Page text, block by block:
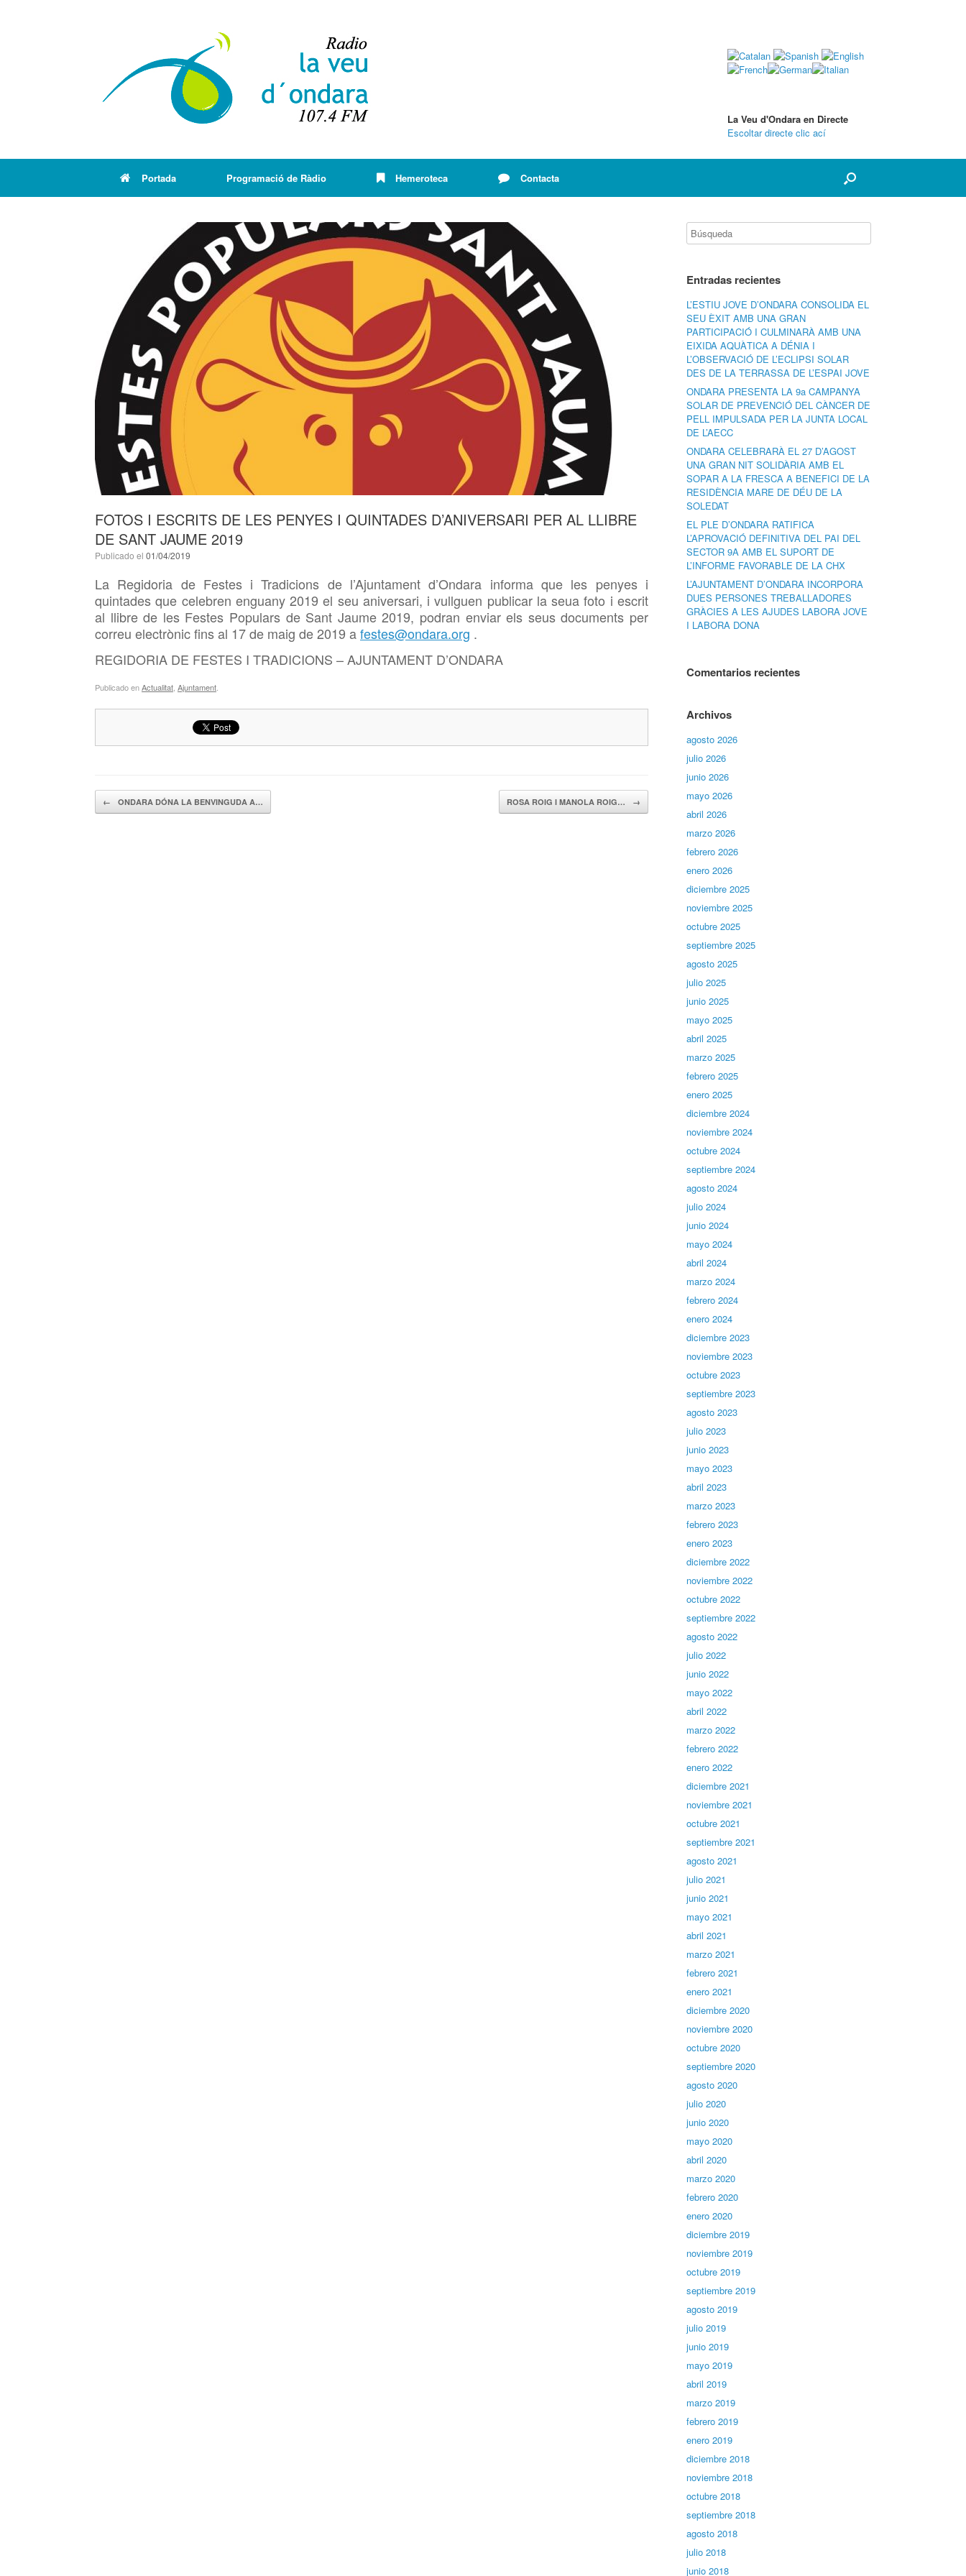
La Veu d'Ondara en Directe
Escoltar directe clic ací
Portada Programació de Ràdio Hemeroteca Contacta
FOTOS I ESCRITS DE LES PENYES I QUINTADES D’ANIVERSARI PER AL LLIBRE
DE SANT JAUME 2019
Publicado el 01/04/2019
La Regidoria de Festes i Tradicions de l’Ajuntament d’Ondara informa que les penyes i
quintades que celebren enguany 2019 el seu aniversari, i vullguen publicar la seua foto i escrit
al llibre de les Festes Populars de Sant Jaume 2019, podran enviar els seus documents per
correu electrònic fins al 17 de maig de 2019 afestes@ondara.org .
REGIDORIA DE FESTES I TRADICIONS – AJUNTAMENT D’ONDARA
Publicado enActualitat Ajuntament
Navegador de artículos
← ONDARA DÓNA LA BENVINGUDA A… ROSA ROIG I MANOLA ROIG… →
Entradas recientes
L’ESTIU JOVE D’ONDARA CONSOLIDA EL
SEU ÈXIT AMB UNA GRAN
PARTICIPACIÓ I CULMINARÀ AMB UNA
EIXIDA AQUÀTICA A DÉNIA I
L’OBSERVACIÓ DE L’ECLIPSI SOLAR
DES DE LA TERRASSA DE L’ESPAI JOVE
ONDARA PRESENTA LA 9a CAMPANYA
SOLAR DE PREVENCIÓ DEL CÀNCER DE
PELL IMPULSADA PER LA JUNTA LOCAL
DE L’AECC
ONDARA CELEBRARÀ EL 27 D’AGOST
UNA GRAN NIT SOLIDÀRIA AMB EL
SOPAR A LA FRESCA A BENEFICI DE LA
RESIDÈNCIA MARE DE DÉU DE LA
SOLEDAT
EL PLE D’ONDARA RATIFICA
L’APROVACIÓ DEFINITIVA DEL PAI DEL
SECTOR 9A AMB EL SUPORT DE
L’INFORME FAVORABLE DE LA CHX
L’AJUNTAMENT D’ONDARA INCORPORA
DUES PERSONES TREBALLADORES
GRÀCIES A LES AJUDES LABORA JOVE
I LABORA DONA
Comentarios recientes
Archivos
agosto 2026
julio 2026
junio 2026
mayo 2026
abril 2026
marzo 2026
febrero 2026
enero 2026
diciembre 2025
noviembre 2025
octubre 2025
septiembre 2025
agosto 2025
julio 2025
junio 2025
mayo 2025
abril 2025
marzo 2025
febrero 2025
enero 2025
diciembre 2024
noviembre 2024
octubre 2024
septiembre 2024
agosto 2024
julio 2024
junio 2024
mayo 2024
abril 2024
marzo 2024
febrero 2024
enero 2024
diciembre 2023
noviembre 2023
octubre 2023
septiembre 2023
agosto 2023
julio 2023
junio 2023
mayo 2023
abril 2023
marzo 2023
febrero 2023
enero 2023
diciembre 2022
noviembre 2022
octubre 2022
septiembre 2022
agosto 2022
julio 2022
junio 2022
mayo 2022
abril 2022
marzo 2022
febrero 2022
enero 2022
diciembre 2021
noviembre 2021
octubre 2021
septiembre 2021
agosto 2021
julio 2021
junio 2021
mayo 2021
abril 2021
marzo 2021
febrero 2021
enero 2021
diciembre 2020
noviembre 2020
octubre 2020
septiembre 2020
agosto 2020
julio 2020
junio 2020
mayo 2020
abril 2020
marzo 2020
febrero 2020
enero 2020
diciembre 2019
noviembre 2019
octubre 2019
septiembre 2019
agosto 2019
julio 2019
junio 2019
mayo 2019
abril 2019
marzo 2019
febrero 2019
enero 2019
diciembre 2018
noviembre 2018
octubre 2018
septiembre 2018
agosto 2018
julio 2018
junio 2018